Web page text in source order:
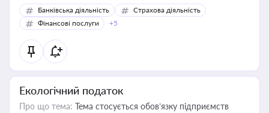
Банківська діяльність
Страхова діяльність
Фінансові послуги
+5
Екологічний податок
Про що тема: Тема стосується обов’язку підприємств